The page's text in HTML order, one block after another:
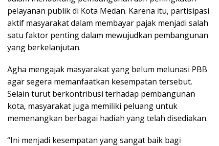
pelayanan publik di Kota Medan. Karena itu, partisipasi
aktif masyarakat dalam membayar pajak menjadi salah
satu faktor penting dalam mewujudkan pembangunan
yang berkelanjutan.
Agha mengajak masyarakat yang belum melunasi PBB
agar segera memanfaatkan kesempatan tersebut.
Selain turut berkontribusi terhadap pembangunan
kota, masyarakat juga memiliki peluang untuk
memenangkan berbagai hadiah yang telah disediakan.
“Ini menjadi kesempatan yang sangat baik bagi